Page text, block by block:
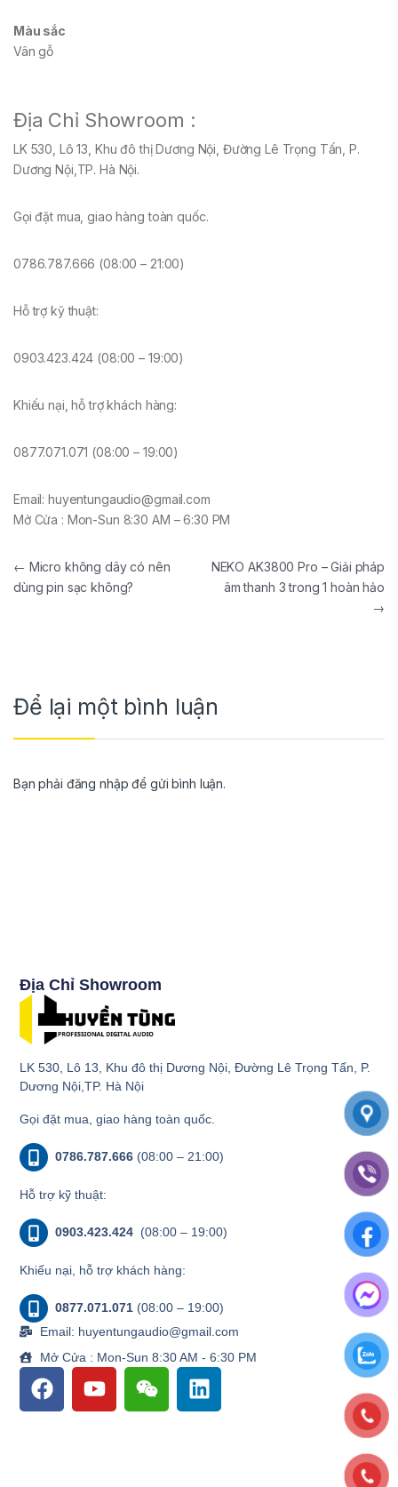
Màu sắc
Vân gỗ
Địa Chỉ Showroom :
LK 530, Lô 13, Khu đô thị Dương Nội, Đường Lê Trọng Tấn, P.
Dương Nội,TP. Hà Nội.
Gọi đặt mua, giao hàng toàn quốc.
0786.787.666 (08:00 – 21:00)
Hỗ trợ kỹ thuật:
0903.423.424 (08:00 – 19:00)
Khiếu nại, hỗ trợ khách hàng:
0877.071.071 (08:00 – 19:00)
Email: huyentungaudio@gmail.com
Mở Cửa : Mon-Sun 8:30 AM – 6:30 PM
← Micro không dây có nên
dùng pin sạc không?
NEKO AK3800 Pro – Giải pháp
âm thanh 3 trong 1 hoàn hảo
→
Để lại một bình luận
Bạn phải đăng nhập để gửi bình luận.
Địa Chỉ Showroom
LK 530, Lô 13, Khu đô thị Dương Nội, Đường Lê Trọng Tấn, P.
Dương Nội,TP. Hà Nội
Gọi đặt mua, giao hàng toàn quốc.
0786.787.666 (08:00 – 21:00)
Hỗ trợ kỹ thuật:
0903.423.424 (08:00 – 19:00)
Khiếu nại, hỗ trợ khách hàng:
0877.071.071 (08:00 – 19:00)
Email: huyentungaudio@gmail.com
Mở Cửa : Mon-Sun 8:30 AM - 6:30 PM